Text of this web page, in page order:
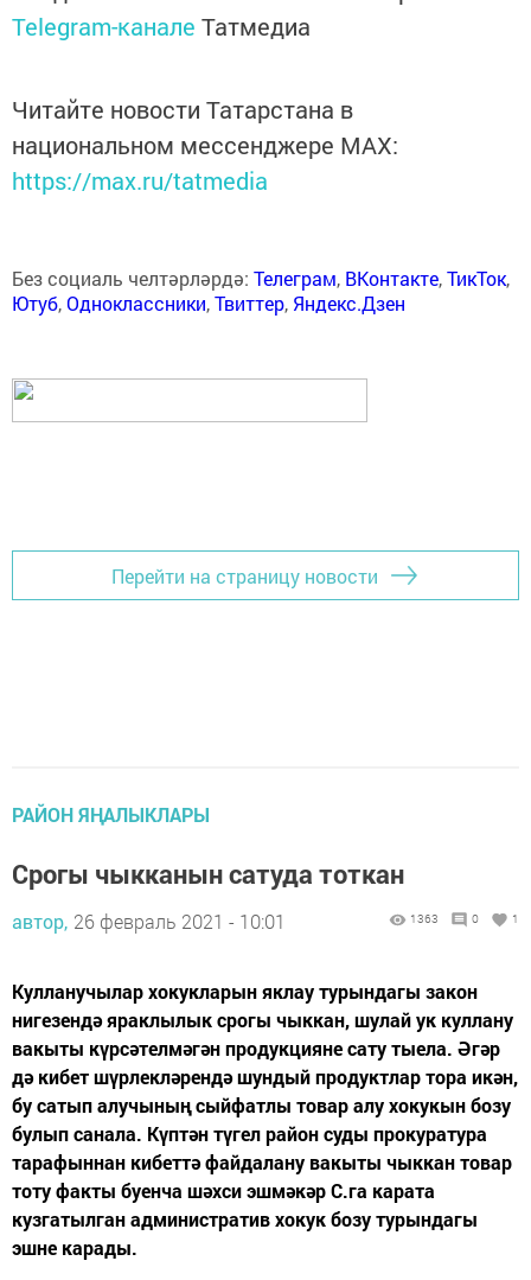
Telegram-канале Татмедиа
Читайте новости Татарстана в
национальном мессенджере MАХ:
https://max.ru/tatmedia
Без социаль челтәрләрдә: Телеграм, ВКонтакте,ТикТок,
Ютуб,Одноклассники,Твиттер, Яндекс.Дзен
Перейти на страницу новости
РАЙОН ЯҢАЛЫКЛАРЫ
Срогы чыкканын сатуда тоткан
автор, 26 февраль 2021 - 10:01 1363 0 1
Кулланучылар хокукларын яклау турын­дагы закон
нигезендә яраклылык срогы чыккан, шулай ук куллану
вакыты күрсәтелмәгән продукцияне сату тыела. Әгәр
дә кибет шүрлекләрендә шундый продуктлар тора икән,
бу сатып алучының сыйфатлы товар алу хокукын бозу
булып санала. Күптән түгел район суды прокуратура
тарафыннан кибеттә файдалану вакыты чыккан товар
тоту факты буенча шәхси эшмәкәр С.га карата
кузгатылган административ хокук бозу турындагы
эшне карады.